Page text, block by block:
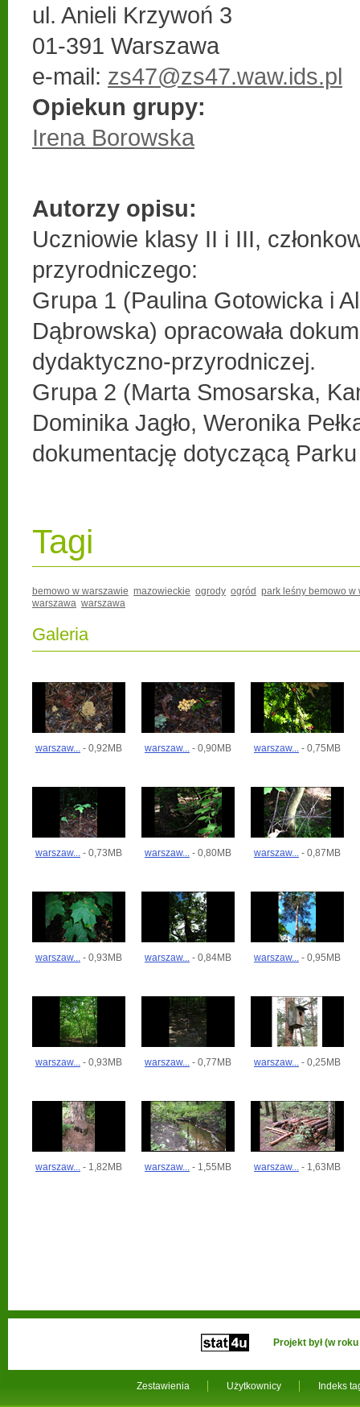
ul. Anieli Krzywoń 3
01-391 Warszawa
e-mail: zs47@zs47.waw.ids.pl
Opiekun grupy:
Irena Borowska
Autorzy opisu:
Uczniowie klasy II i III,
przyrodniczego:
Grupa 1 (Paulina Gotowicka i
Dąbrowska) opracowała
dydaktyczno-przyrodniczej.
Grupa 2 (Marta Smosarska,
Dominika Jagło, Weronika
dokumentację dotyczącą
Tagi
bemowo w warszawie mazowieckie ogrody ogród park leśny bemowo w
warszawa warszawa
Galeria
warszaw... - 0,92MB warszaw... - 0,90MB warszaw... - 0,75MB
warszaw... - 0,73MB warszaw... - 0,80MB warszaw... - 0,87MB
warszaw... - 0,93MB warszaw... - 0,84MB warszaw... - 0,95MB
warszaw... - 0,93MB warszaw... - 0,77MB warszaw... - 0,25MB
warszaw... - 1,82MB warszaw... - 1,55MB warszaw... - 1,63MB
Zestawienia Użytkownicy Indeks
Projekt był (w